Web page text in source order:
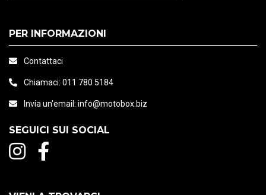
PER INFORMAZIONI
Contattaci
Chiamaci: 011 780 5184
Invia un'email: info@motobox.biz
SEGUICI SUI SOCIAL